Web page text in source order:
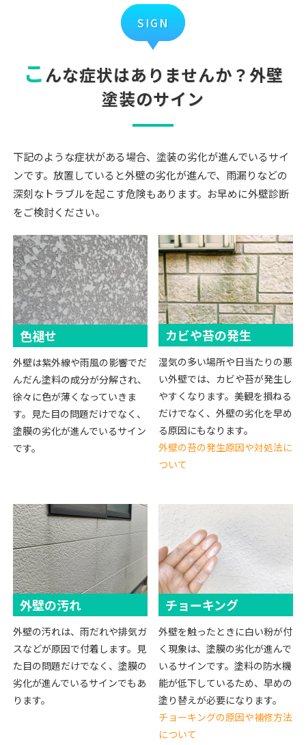
SIGN
こ んな症状はありませんか？外壁
塗装のサイン
下記のような症状がある場合、塗装の劣化が進んでいるサイ
ンです。放置していると外壁の劣化が進んで、雨漏りなどの
深刻なトラブルを起こす危険もあります。お早めに外壁診断
をご検討ください。
色褪せ
外壁は紫外線や雨風の影響でだ
んだん塗料の成分が分解され、
徐々に色が薄くなっていきま
す。見た目の問題だけでなく、
塗膜の劣化が進んでいるサイン
です。
カビや苔の発生
湿気の多い場所や日当たりの悪
い外壁では、カビや苔が発生し
やすくなります。美観を損ねる
だけでなく、外壁の劣化を早め
る原因にもなります。
外壁の苔の発生原因や対処法に
ついて
外壁の汚れ
外壁の汚れは、雨だれや排気ガ
スなどが原因で付着します。見
た目の問題だけでなく、塗膜の
劣化が進んでいるサインでもあ
ります。
チョーキング
外壁を触ったときに白い粉が付
く現象は、塗膜の劣化が進んで
いるサインです。塗料の防水機
能が低下しているため、早めの
塗り替えが必要になります。
チョーキングの原因や補修方法
について